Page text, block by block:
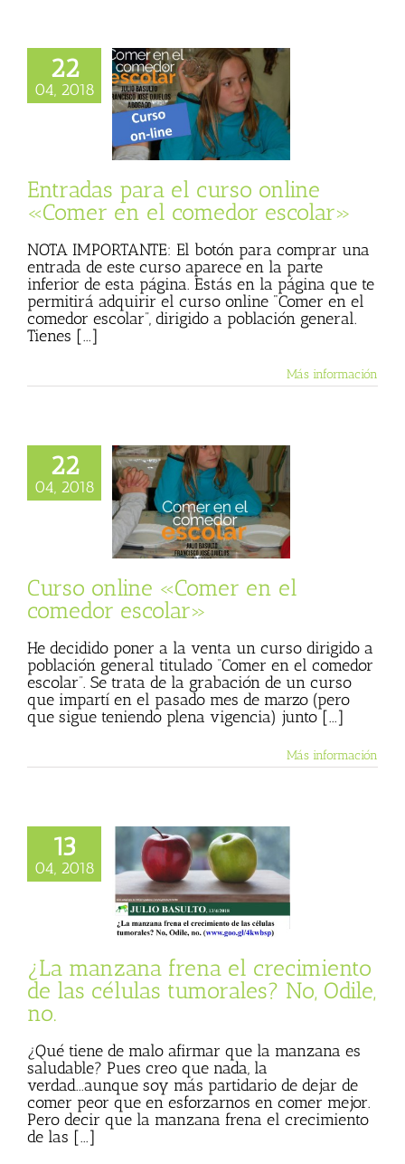
22
04, 2018
para el curso
Entradas para el curso online
«Comer en el comedor escolar»
NOTA IMPORTANTE: El botón para comprar una
entrada de este curso aparece en la parte
inferior de esta página. Estás en la página que te
permitirá adquirir el curso online "Comer en el
comedor escolar”, dirigido a población general.
Tienes [...]
Más información
22
04, 2018
«Comer en
Curso online «Comer en el
comedor escolar»
He decidido poner a la venta un curso dirigido a
población general titulado “Comer en el comedor
escolar”. Se trata de la grabación de un curso
que impartí en el pasado mes de marzo (pero
que sigue teniendo plena vigencia) junto [...]
Más información
13
04, 2018
frena el
de las células
¿La manzana frena el crecimiento
de las células tumorales? No, Odile,
no.
¿Qué tiene de malo afirmar que la manzana es
saludable? Pues creo que nada, la
verdad...aunque soy más partidario de dejar de
comer peor que en esforzarnos en comer mejor.
Pero decir que la manzana frena el crecimiento
de las [...]